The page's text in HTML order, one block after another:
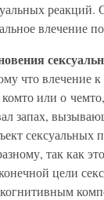
реакций.
влечение
что влечение к
или о
запах,
сексуальных
так как
цели